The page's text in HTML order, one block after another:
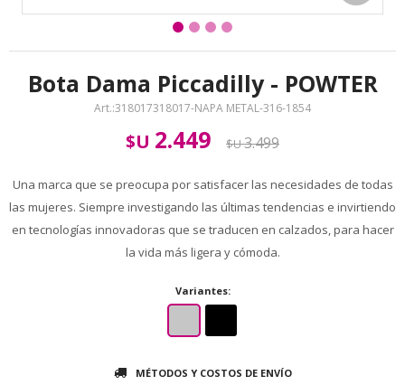
Bota Dama Piccadilly - POWTER
318017318017-NAPA METAL-316-1854
$U 2.449 $U3.499
Una marca que se preocupa por satisfacer las necesidades de todas
las mujeres. Siempre investigando las últimas tendencias e invirtiendo
en tecnologías innovadoras que se traducen en calzados, para hacer
la vida más ligera y cómoda.
Variantes:
MÉTODOS Y COSTOS DE ENVÍO